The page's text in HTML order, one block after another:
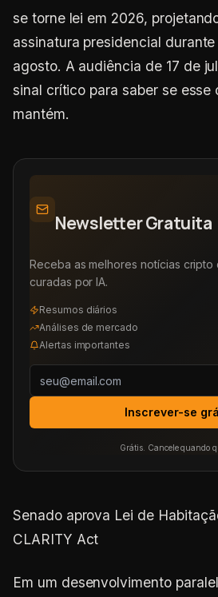
se torne lei em 2026,
assinatura presidencial
agosto. A audiência de 17 de
sinal crítico para saber se esse
mantém.
Newsletter Gratuita
Receba as melhores notícias cripto
curadas por IA.
Resumos diários
Análises de mercado
Alertas importantes
Inscrever-se
Grátis. Cancele quando
Senado aprova Lei de
CLARITY Act
Em um desenvolvimento